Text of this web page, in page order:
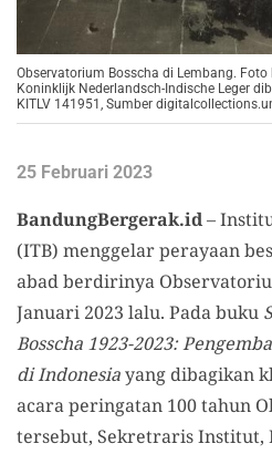
Observatorium Bosscha di Lembang.
Koninklijk Nederlandsch-Indische Leger
KITLV 141951, Sumber
25 Februari 2023
BandungBergerak.id–
(ITB) menggelar perayaan
abad berdirinya
Januari 2023 lalu. Pada buku
Bosscha 1923-2023:
di Indonesiayang dibagikan
acara peringatan 100 tahun
tersebut, Sekretraris Institut,